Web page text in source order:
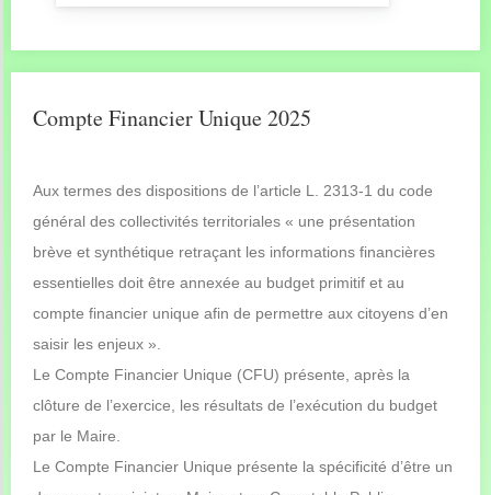
Compte Financier Unique 2025
Aux termes des dispositions de l’article L. 2313-1 du code
général des collectivités territoriales « une présentation
brève et synthétique retraçant les informations financières
essentielles doit être annexée au budget primitif et au
compte financier unique afin de permettre aux citoyens d’en
saisir les enjeux ».
Le Compte Financier Unique (CFU) présente, après la
clôture de l’exercice, les résultats de l’exécution du budget
par le Maire.
Le Compte Financier Unique présente la spécificité d’être un